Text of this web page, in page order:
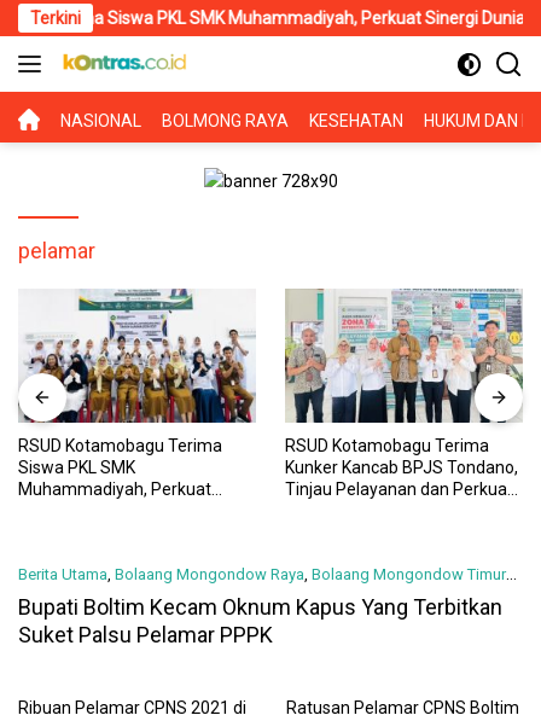
Langsung
ke
konten
Terkini
Siswa PKL SMK Muhammadiyah, Perkuat Sinergi Dunia
BERANDA
NASIONAL BOLMONG RAYA KESEHATAN HUKUM DAN
pelamar
RSUD Kotamobagu Terima
Siswa PKL SMK
Muhammadiyah, Perkuat
RSUD Kotamobagu Terima
Kunker Kancab BPJS Tondano,
Tinjau Pelayanan dan Perkuat
Berita Utama, Bolaang Mongondow Raya, Bolaang Mongondow Timur
12 Oktober 2023
Bupati Boltim Kecam Oknum Kapus Yang Terbitkan
Suket Palsu Pelamar PPPK
Ribuan Pelamar CPNS 2021 di
Ratusan Pelamar CPNS Boltim